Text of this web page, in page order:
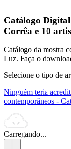
Catálogo
Corrêa e 10
Catálogo da mostra
Luz. Faça o
Selecione o tipo de
Ninguém teria
contemporâneos -
Carregando...